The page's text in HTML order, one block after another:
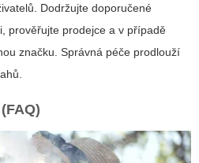
Dodržujte doporučené
prověřujte prodejce a v případě
značku. Správná péče prodlouží